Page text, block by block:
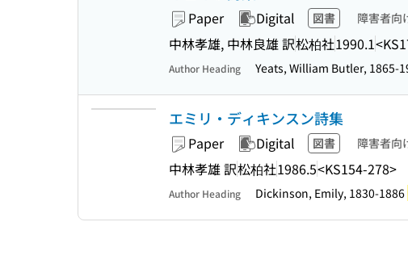
Paper Digital 図書 障害者向
中林孝雄, 中林良雄 訳松柏社1990.1
Author Heading Yeats, William Butler, 1865-
エミリ・ディキンスン詩集
Paper Digital 図書 障害者向
中林孝雄 訳松柏社1986.5<KS154-278>
Author Heading Dickinson, Emily, 1830-1886